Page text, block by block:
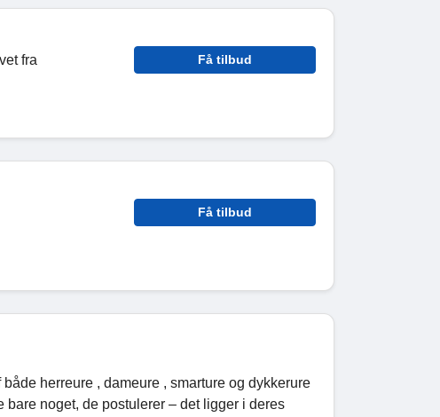
fra
Få tilbud
Få tilbud
herreure , dameure , smarture og dykkerure
noget, de postulerer – det ligger i deres